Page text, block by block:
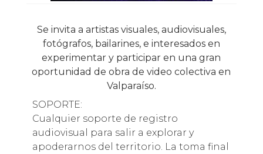
Se invita a artistas visuales, audiovisuales,
fotógrafos, bailarines, e interesados en
experimentar y participar en una gran
oportunidad de obra de video colectiva en
Valparaíso.
SOPORTE:
Cualquier soporte de registro
audiovisual para salir a explorar y
apoderarnos del territorio. La toma final